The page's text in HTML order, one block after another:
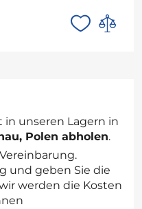
in unseren Lagern in
Polen abholen.
und geben Sie die
werden die Kosten